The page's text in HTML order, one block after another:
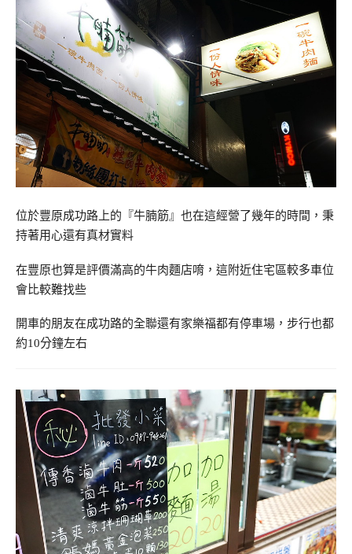
位於豐原成功路上的『牛腩筋』也在這經營了幾年的時間，秉
持著用心還有真材實料
在豐原也算是評價滿高的牛肉麵店唷，這附近住宅區較多車位
會比較難找些
開車的朋友在成功路的全聯還有家樂福都有停車場，步行也都
約10分鐘左右